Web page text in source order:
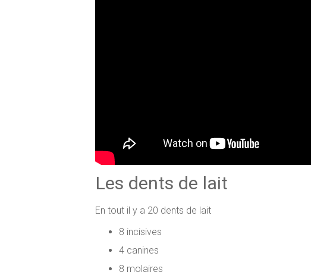
Les dents de lait
En tout il y a 20 dents de lait
8 incisives
4 canines
8 molaires